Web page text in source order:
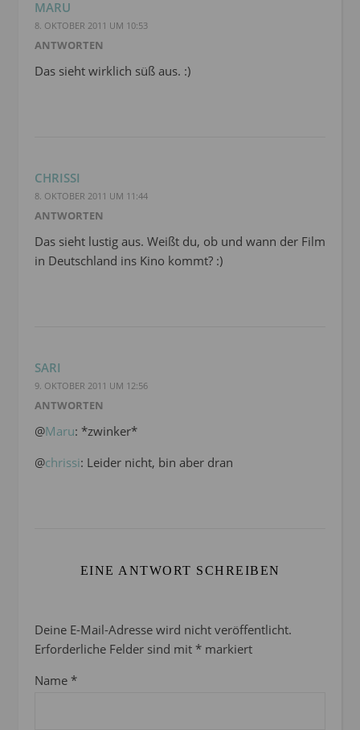
MARU
8. OKTOBER 2011 UM 10:53
ANTWORTEN
Das sieht wirklich süß aus. :)
CHRISSI
8. OKTOBER 2011 UM 11:44
ANTWORTEN
Das sieht lustig aus. Weißt du, ob und wann der Film
in Deutschland ins Kino kommt? :)
SARI
9. OKTOBER 2011 UM 12:56
ANTWORTEN
@Maru: *zwinker*
@chrissi: Leider nicht, bin aber dran
EINE ANTWORT SCHREIBEN
Deine E-Mail-Adresse wird nicht veröffentlicht.
Erforderliche Felder sind mit * markiert
Name *